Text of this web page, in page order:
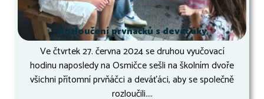
Rozloučení prvňáčků s deváťáky
Ve čtvrtek 27. června 2024 se druhou vyučovací
hodinu naposledy na Osmičce sešli na školním dvoře
všichni přítomní prvňáčci a deváťáci, aby se společně
rozloučili....